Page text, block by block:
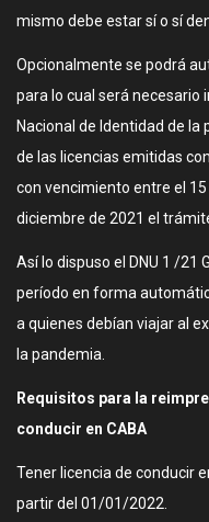
mismo debe estar sí o sí
Opcionalmente se podrá
para lo cual será
Nacional de Identidad de
de las licencias emitidas
con vencimiento entre el
diciembre de 2021 el
Así lo dispuso el DNU 1 /21
período en forma
a quienes debían viajar al
la pandemia.
Requisitos para la
conducir en CABA
Tener licencia de conducir
partir del 01/01/2022.